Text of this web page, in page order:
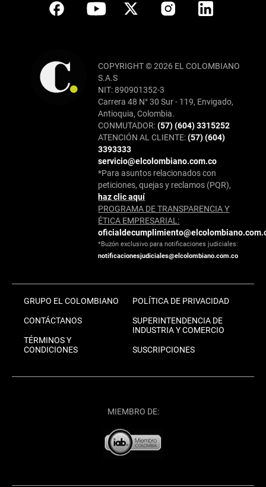
COPYRIGHT © 2026 EL COLOMBIANO
S.A.S
NIT: 890901352-3
Carrera 48 N° 30 Sur - 119, Envigado,
Antioquia, Colombia.
CONMUTADOR:(57) (604) 3315252
ATENCIÓN AL CLIENTE:(57) (604)
3393333
servicio@elcolombiano.com.co
*Para asuntos relacionados con
peticiones, quejas y reclamos (PQR),
haz clic aquí
PROGRAMA DE TRANSPARENCIA Y
ÉTICA EMPRESARIAL:
*Buzón exclusivo para notificaciones judiciales:
notificacionesjudiciales@elcolombiano.com.co
GRUPO EL COLOMBIANO
CONTÁCTANOS
TÉRMINOS Y
CONDICIONES
POLÍTICA DE PRIVACIDAD
SUPERINTENDENCIA DE
INDUSTRIA Y COMERCIO
SUSCRIPCIONES
MIEMBRO DE: